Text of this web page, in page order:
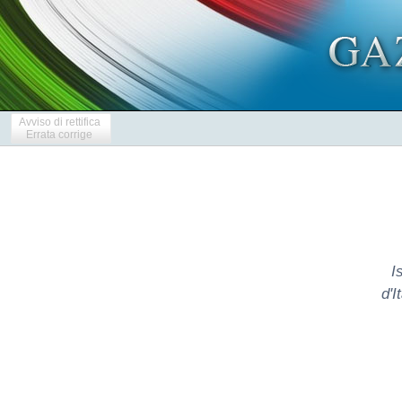
Avviso di rettifica
Errata corrige